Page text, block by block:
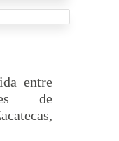
entre
de